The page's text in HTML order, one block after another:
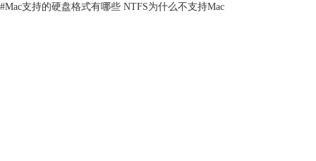
#Mac支持的硬盘格式有哪些 NTFS为什么不支持Mac